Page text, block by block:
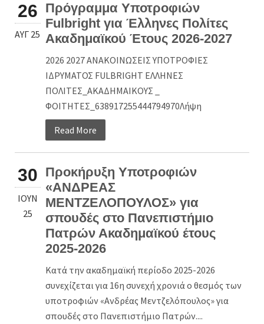
26
ΑΥΓ 25
Πρόγραμμα Υποτροφιών
Fulbright για Έλληνες Πολίτες
Ακαδημαϊκού Έτους 2026-2027
2026 2027 ΑΝΑΚΟΙΝΩΣΕΙΣ ΥΠΟΤΡΟΦΙΕΣ
ΙΔΡΥΜΑΤΟΣ FULBRIGHT ΕΛΛΗΝΕΣ
ΠΟΛΙΤΕΣ_ΑΚΑΔΗΜΑΙΚΟΥΣ _
ΦΟΙΤΗΤΕΣ_638917255444794970Λήψη
Read More
30
ΙΟΎΝ
25
Προκήρυξη Υποτροφιών
«ΑΝΔΡΕΑΣ
ΜΕΝΤΖΕΛΟΠΟΥΛΟΣ» για
σπουδές στο Πανεπιστήμιο
Πατρών Ακαδημαϊκού έτους
2025-2026
Κατά την ακαδημαϊκή περίοδο 2025-2026
συνεχίζεται για 16η συνεχή χρονιά ο θεσμός των
υποτροφιών «Ανδρέας Μεντζελόπουλος» για
σπουδές στο Πανεπιστήμιο Πατρών....